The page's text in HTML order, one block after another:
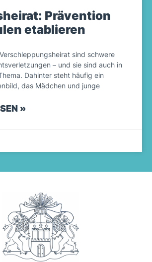
Prävention
etablieren
sind schwere
– und sie sind auch in
Dahinter steht häufig ein
das Mädchen und junge
»